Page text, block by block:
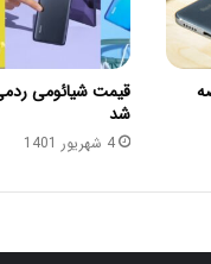
شد
4 شهریور 1401